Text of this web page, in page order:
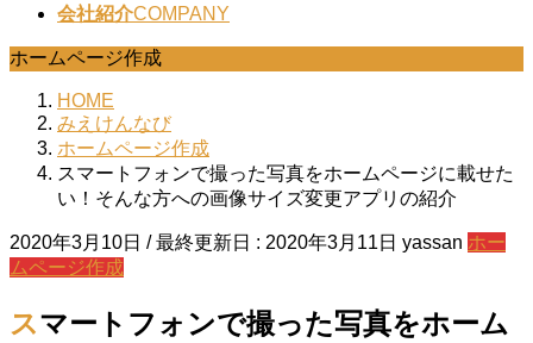
会社紹介COMPANY
ホームページ作成
HOME
みえけんなび
ホームページ作成
スマートフォンで撮った写真をホームページに載せた
い！そんな方への画像サイズ変更アプリの紹介
2020年3月10日 / 最終更新日 : 2020年3月11日 yassan ホー
ムページ作成
スマートフォンで撮った写真をホーム